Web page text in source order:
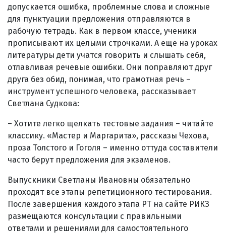
допускается ошибка, проблемные слова и сложные
для пунктуации предложения отправляются в
рабочую тетрадь. Как в первом классе, ученики
прописывают их целыми строчками. А еще на уроках
литературы дети учатся говорить и слышать себя,
отлавливая речевые ошибки. Они поправляют друг
друга без обид, понимая, что грамотная речь –
инструмент успешного человека, рассказывает
Светлана Судкова:
– Хотите легко щелкать тестовые задания – читайте
классику. «Мастер и Маргарита», рассказы Чехова,
проза Толстого и Гоголя – именно оттуда составители
часто берут предложения для экзаменов.
Выпускники Светланы Ивановны обязательно
проходят все этапы репетиционного тестирования.
После завершения каждого этапа РТ на сайте РИКЗ
размещаются консультации с правильными
ответами и решениями для самостоятельного